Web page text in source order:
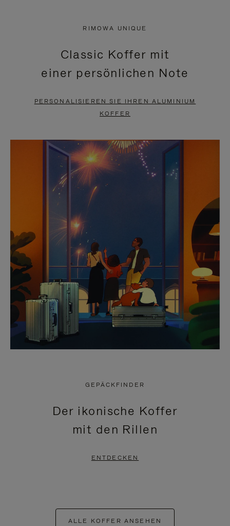
PAUSIERT,
BITTE
DRÜCKEN
ANZUHALTEN
KLICKEN
SIE
ZUM
AUFHEBEN
STUMMSCHALTUNG
RIMOWA UNIQUE
Classic Koffer mit
einer persönlichen Note
PERSONALISIEREN SIE IHREN ALUMINIUM
KOFFER
GEPÄCKFINDER
Der ikonische Koffer
mit den Rillen
ENTDECKEN
ALLE KOFFER ANSEHEN